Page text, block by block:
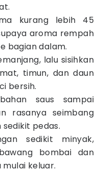
kurang lebih 45
aroma rempah
bagian dalam.
lalu sisihkan
timun, dan daun
bersih.
saus sampai
rasanya seimbang
pedas.
sedikit minyak,
bombai dan
keluar.